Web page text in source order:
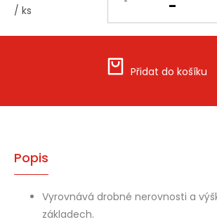
/ ks
cena:
Přidat do košíku
Popis
Vyrovnává drobné nerovnosti a
základech.